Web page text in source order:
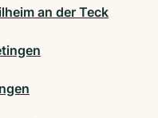
an der Teck